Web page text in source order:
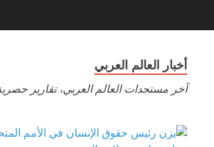
أخبار العالم العربي
آخر مستجدات العالم العربي، تقارير